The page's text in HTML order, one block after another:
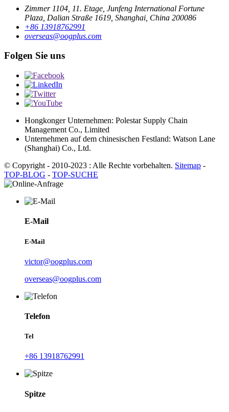
Zimmer 1104, 11. Etage, Junfeng International Fortune
Plaza, Dalian Straße 1619, Shanghai, China 200086
+86 13918762991
overseas@oogplus.com
Folgen Sie uns
Hongkonger Unternehmen: Polestar Supply Chain
Management Co., Limited
Unternehmen auf dem chinesischen Festland: Watson Lane
(Shanghai) Co., Ltd.
© Copyright - 2010-2023 : Alle Rechte vorbehalten. Sitemap -
TOP-BLOG - TOP-SUCHE
E-Mail
E-Mail
victor@oogplus.com
overseas@oogplus.com
Telefon
Tel
+86 13918762991
Spitze